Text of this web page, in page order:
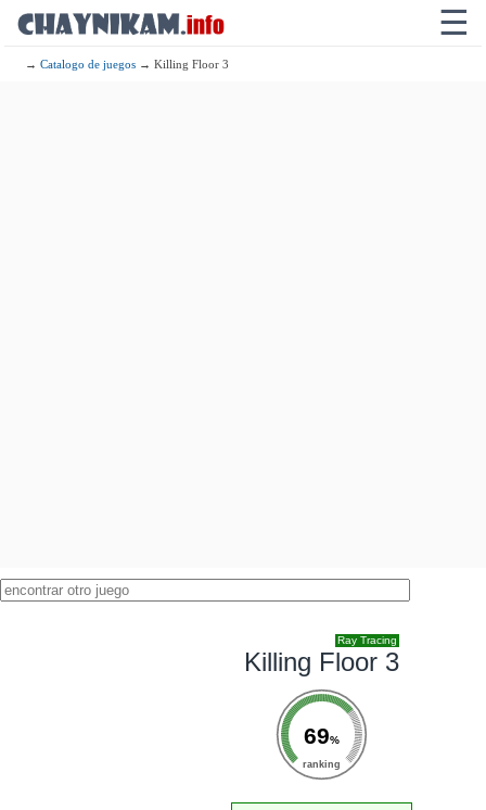
☰
→Catalogo de juegos → Killing Floor 3
Ray Tracing
Killing Floor 3
69%
ranking